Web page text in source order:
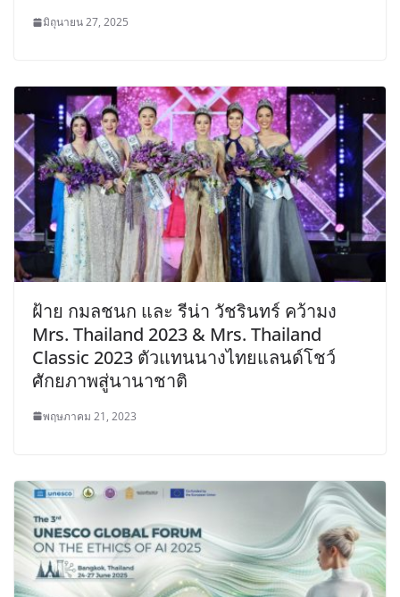
มิถุนายน 27, 2025
ฝ้าย กมลชนก และ รีน่า วัชรินทร์ คว้ามง
Mrs. Thailand 2023 & Mrs. Thailand
Classic 2023 ตัวแทนนางไทยแลนด์โชว์
ศักยภาพสู่นานาชาติ
พฤษภาคม 21, 2023